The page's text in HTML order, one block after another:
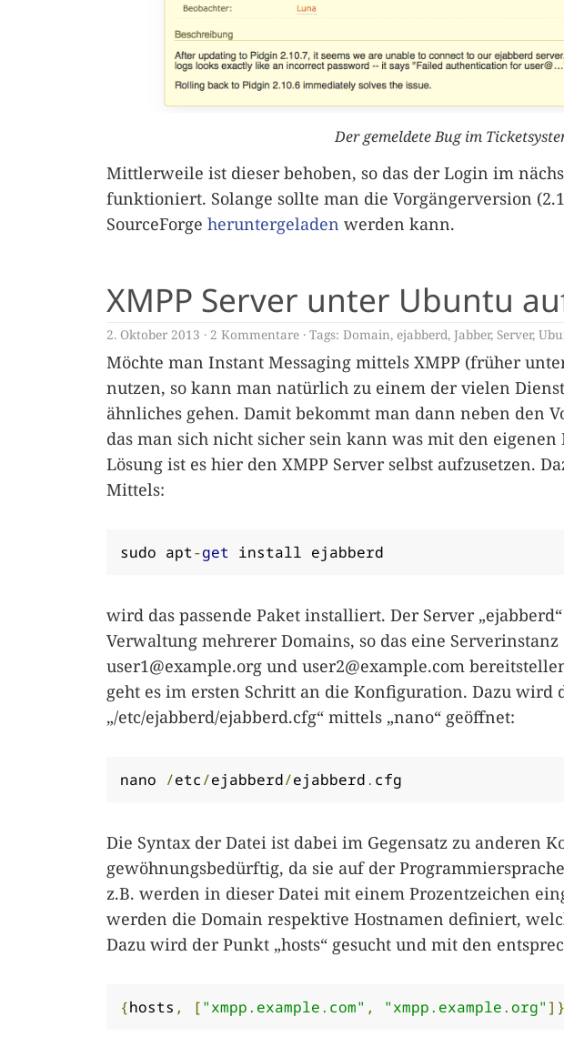
Der gemeldete Bug im
Mittlerweile ist dieser behoben, so das der Login im
funktioniert. Solange sollte man die Vorgängerversion
SourceForge heruntergeladen werden kann.
XMPP Server unter Ubuntu
2. Oktober 2013 2 Kommentare Tags: Domain, ejabberd, Jabber, Server,
Möchte man Instant Messaging mittels XMPP (früher
nutzen, so kann man natürlich zu einem der vielen
ähnliches gehen. Damit bekommt man dann neben den
das man sich nicht sicher sein kann was mit den eigenen
Lösung ist es hier den XMPP Server selbst aufzusetzen.
Mittels:
sudo apt-get install ejabberd
wird das passende Paket installiert. Der Server
Verwaltung mehrerer Domains, so das eine Serverinstanz
user1@example.org und user2@example.com
geht es im ersten Schritt an die Konfiguration. Dazu wird
„/etc/ejabberd/ejabberd.cfg“ mittels „nano“ geöffnet:
nano /etc/ejabberd/ejabberd. cfg
Die Syntax der Datei ist dabei im Gegensatz zu anderen
gewöhnungsbedürftig, da sie auf der
z.B. werden in dieser Datei mit einem Prozentzeichen
werden die Domain respektive Hostnamen definiert,
Dazu wird der Punkt „hosts“ gesucht und mit den
{hosts , ["xmpp.example.com" , "xmpp.example.org"